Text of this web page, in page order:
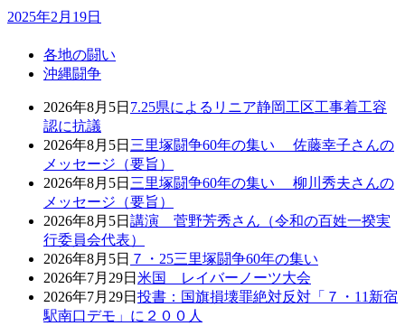
2025年2月19日
各地の闘い
沖縄闘争
2026年8月5日 7.25県によるリニア静岡工区工事着工容
認に抗議
2026年8月5日 三里塚闘争60年の集い 佐藤幸子さんの
メッセージ（要旨）
2026年8月5日 三里塚闘争60年の集い 柳川秀夫さんの
メッセージ（要旨）
2026年8月5日 講演 菅野芳秀さん（令和の百姓一揆実
行委員会代表）
2026年8月5日 ７・25三里塚闘争60年の集い
2026年7月29日 米国 レイバーノーツ大会
2026年7月29日 投書：国旗損壊罪絶対反対「７・11新宿
駅南口デモ」に２００人